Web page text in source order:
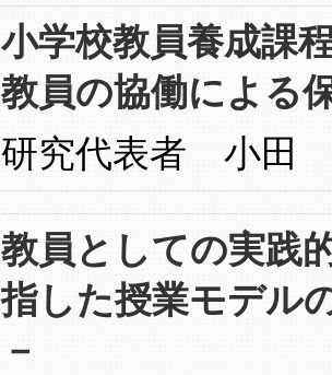
小学校教員養成課
教員の協働による
研究代表者 小田
教員としての実践
指した授業モデル
－